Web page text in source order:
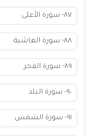
٨٧- سورة الأعلى
٨٨- سورة الغاشية
٨٩- سورة الفجر
٩٠- سورة البلد
٩١- سورة الشمس